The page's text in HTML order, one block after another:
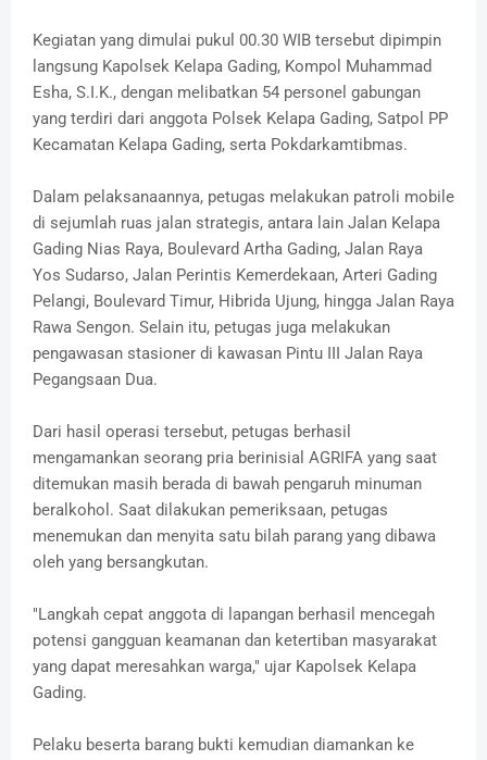
Kegiatan yang dimulai pukul 00.30 WIB tersebut dipimpin
langsung Kapolsek Kelapa Gading, Kompol Muhammad
Esha, S.I.K., dengan melibatkan 54 personel gabungan
yang terdiri dari anggota Polsek Kelapa Gading, Satpol PP
Kecamatan Kelapa Gading, serta Pokdarkamtibmas.
Dalam pelaksanaannya, petugas melakukan patroli mobile
di sejumlah ruas jalan strategis, antara lain Jalan Kelapa
Gading Nias Raya, Boulevard Artha Gading, Jalan Raya
Yos Sudarso, Jalan Perintis Kemerdekaan, Arteri Gading
Pelangi, Boulevard Timur, Hibrida Ujung, hingga Jalan Raya
Rawa Sengon. Selain itu, petugas juga melakukan
pengawasan stasioner di kawasan Pintu III Jalan Raya
Pegangsaan Dua.
Dari hasil operasi tersebut, petugas berhasil
mengamankan seorang pria berinisial AGRIFA yang saat
ditemukan masih berada di bawah pengaruh minuman
beralkohol. Saat dilakukan pemeriksaan, petugas
menemukan dan menyita satu bilah parang yang dibawa
oleh yang bersangkutan.
"Langkah cepat anggota di lapangan berhasil mencegah
potensi gangguan keamanan dan ketertiban masyarakat
yang dapat meresahkan warga," ujar Kapolsek Kelapa
Gading.
Pelaku beserta barang bukti kemudian diamankan ke